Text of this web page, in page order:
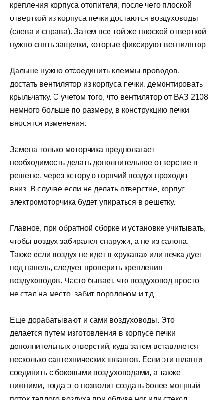
крепления корпуса отопителя, после чего плоской
отверткой из корпуса печки достаются воздуховоды
(слева и справа). Затем все той же плоской отверткой
нужно снять защелки, которые фиксируют вентилятор
Дальше нужно отсоединить клеммы проводов,
достать вентилятор из корпуса печки, демонтировать
крыльчатку. С учетом того, что вентилятор от ВАЗ 2108
немного больше по размеру, в конструкцию печки
вносятся изменения.
Замена только моторчика предполагает
необходимость делать дополнительное отверстие в
решетке, через которую горячий воздух проходит
вниз. В случае если не делать отверстие, корпус
электромоторчика будет упираться в решетку.
Главное, при обратной сборке и установке учитывать,
чтобы воздух забирался снаружи, а не из салона.
Также если воздух не идет в «рукава» или печка дует
под панель, следует проверить крепления
воздуховодов. Часто бывает, что воздуховод просто
не стал на место, забит поролоном и т.д.
Еще дорабатывают и сами воздуховоды. Это
делается путем изготовления в корпусе печки
дополнительных отверстий, куда затем вставляется
несколько сантехнических шлангов. Если эти шланги
соединить с боковыми воздуховодами, а также
нижними, тогда это позволит создать более мощный